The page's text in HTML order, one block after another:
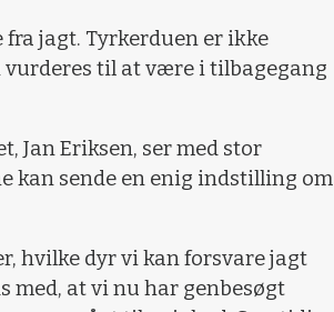
jagt. Tyrkerduen er ikke
til at være i tilbagegang
Jan Eriksen, ser med stor
kan sende en enig indstilling om
hvilke dyr vi kan forsvare jagt
med, at vi nu har genbesøgt